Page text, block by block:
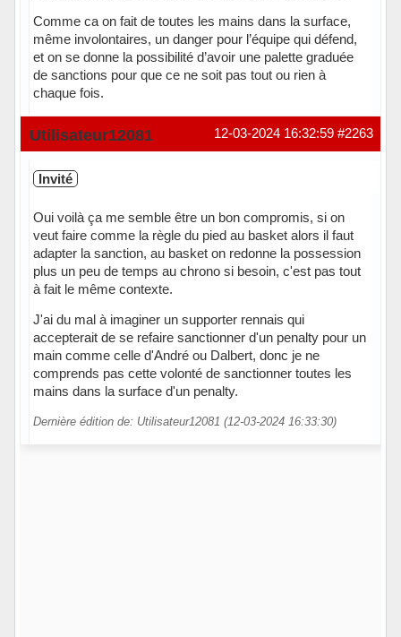
Comme ca on fait de toutes les mains dans la surface,
même involontaires, un danger pour l’équipe qui défend,
et on se donne la possibilité d’avoir une palette graduée
de sanctions pour que ce ne soit pas tout ou rien à
chaque fois.
Hors ligne #2263
12-03-2024 16:32:59
Utilisateur12081
Invité
Oui voilà ça me semble être un bon compromis, si on
veut faire comme la règle du pied au basket alors il faut
adapter la sanction, au basket on redonne la possession
plus un peu de temps au chrono si besoin, c'est pas tout
à fait le même contexte.
J'ai du mal à imaginer un supporter rennais qui
accepterait de se refaire sanctionner d'un penalty pour un
main comme celle d'André ou Dalbert, donc je ne
comprends pas cette volonté de sanctionner toutes les
mains dans la surface d'un penalty.
Dernière édition de: Utilisateur12081 (12-03-2024 16:33:30)